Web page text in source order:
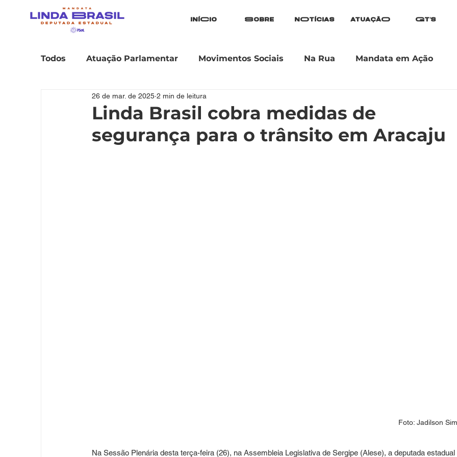
iníCio Sobre nOtícias atuaçãO Gt's
Todos Atuação Parlamentar Movimentos Sociais Na Rua Mandata em Ação
Linda Brasil cobra medidas de
segurança para o trânsito em Aracaju
26 de mar. de 2025 2 min de leitura
Foto: Jadilson
Na Sessão Plenária desta terça-feira (26), na Assembleia Legislativa de Sergipe (Alese), a deputada estadual